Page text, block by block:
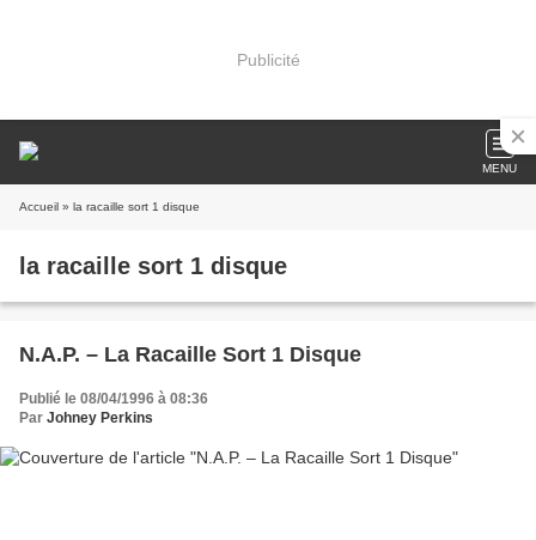
Publicité
MENU
Accueil » la racaille sort 1 disque
la racaille sort 1 disque
N.A.P. – La Racaille Sort 1 Disque
Publié le 08/04/1996 à 08:36
Par Johney Perkins